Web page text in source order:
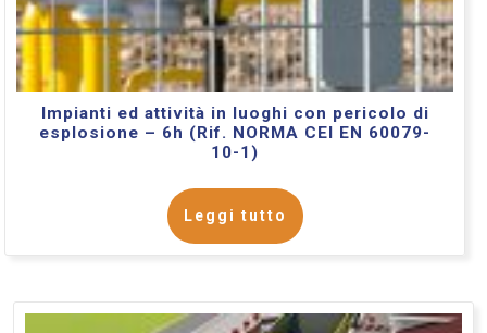
Impianti ed attività in luoghi con pericolo di
esplosione – 6h (Rif. NORMA CEI EN 60079-
10-1)
Leggi tutto